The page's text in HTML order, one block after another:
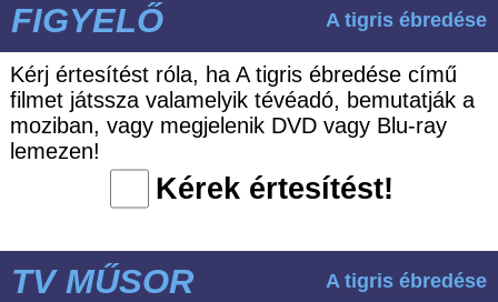
FIGYELŐ A tigris ébredése
Kérj értesítést róla, ha A tigris ébredése című
filmet játssza valamelyik tévéadó, bemutatják a
moziban, vagy megjelenik DVD vagy Blu-ray
lemezen!
Kérek értesítést!
TV MŰSOR A tigris ébredése